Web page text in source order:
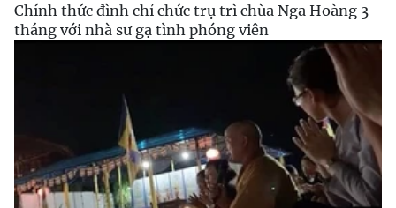
Chính thức đình chỉ chức trụ trì chùa Nga Hoàng 3
tháng với nhà sư gạ tình phóng viên